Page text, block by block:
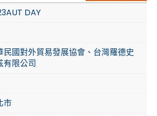
Media
DAY
民國對外貿易發展協會、台灣羅德史
有限公司
市